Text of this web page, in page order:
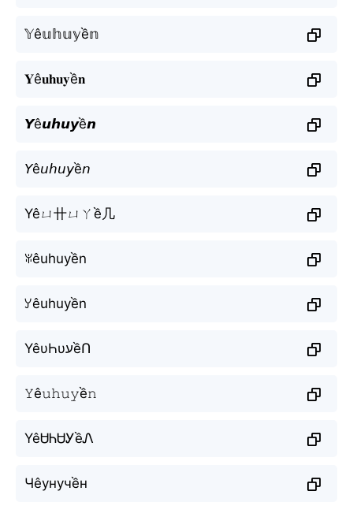
𝕐ê𝕦𝕙𝕦𝕪ề𝕟
𝐘ê𝐮𝐡𝐮𝐲ề𝐧
𝙔ê𝙪𝙝𝙪𝙮ề𝙣
𝘠ê𝘶𝘩𝘶𝘺ề𝘯
Yêㄩ卄ㄩㄚề几
ꐟêuhuyền
ꌦêuhuyền
YêυҺυעềՈ
𝚈ê𝚞𝚑𝚞𝚢ề𝚗
YêᏌᏂᏌᎩềᏁ
Чêунучềн